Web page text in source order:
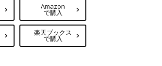
Amazon
で購入
楽天ブックス
で購入